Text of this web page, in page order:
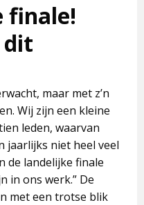
finale!
dit
maar met z’n
Wij zijn een kleine
leden, waarvan
jaarlijks niet heel veel
de landelijke finale
in ons werk.” De
met een trotse blik